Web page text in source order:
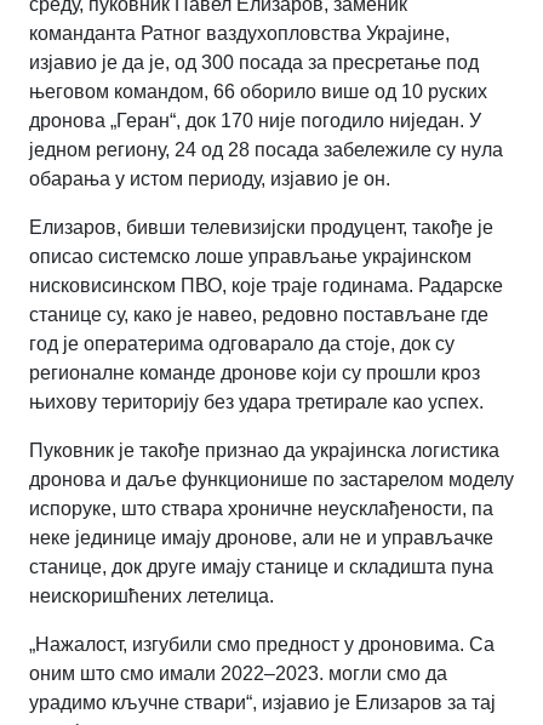
команданта Ратног ваздухопловства Украјине,
изјавио је да је, од 300 посада за пресретање под
његовом командом, 66 оборило више од 10 руских
дронова „Геран“, док 170 није погодило ниједан. У
једном региону, 24 од 28 посада забележиле су нула
обарања у истом периоду, изјавио је он.
Елизаров, бивши телевизијски продуцент, такође је
описао системско лоше управљање украјинском
нисковисинском ПВО, које траје годинама. Радарске
станице су, како је навео, редовно постављане где
год је оператерима одговарало да стоје, док су
регионалне команде дронове који су прошли кроз
њихову територију без удара третирале као успех.
Пуковник је такође признао да украјинска логистика
дронова и даље функционише по застарелом моделу
испоруке, што ствара хроничне неусклађености, па
неке јединице имају дронове, али не и управљачке
станице, док друге имају станице и складишта пуна
неискоришћених летелица.
„Нажалост, изгубили смо предност у дроновима. Са
оним што смо имали 2022–2023. могли смо да
урадимо кључне ствари“, изјавио је Елизаров за тај